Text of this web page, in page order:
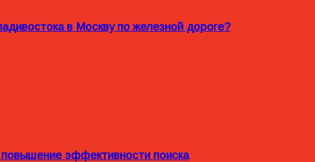
в Москву по железной дороге?
эффективности поиска